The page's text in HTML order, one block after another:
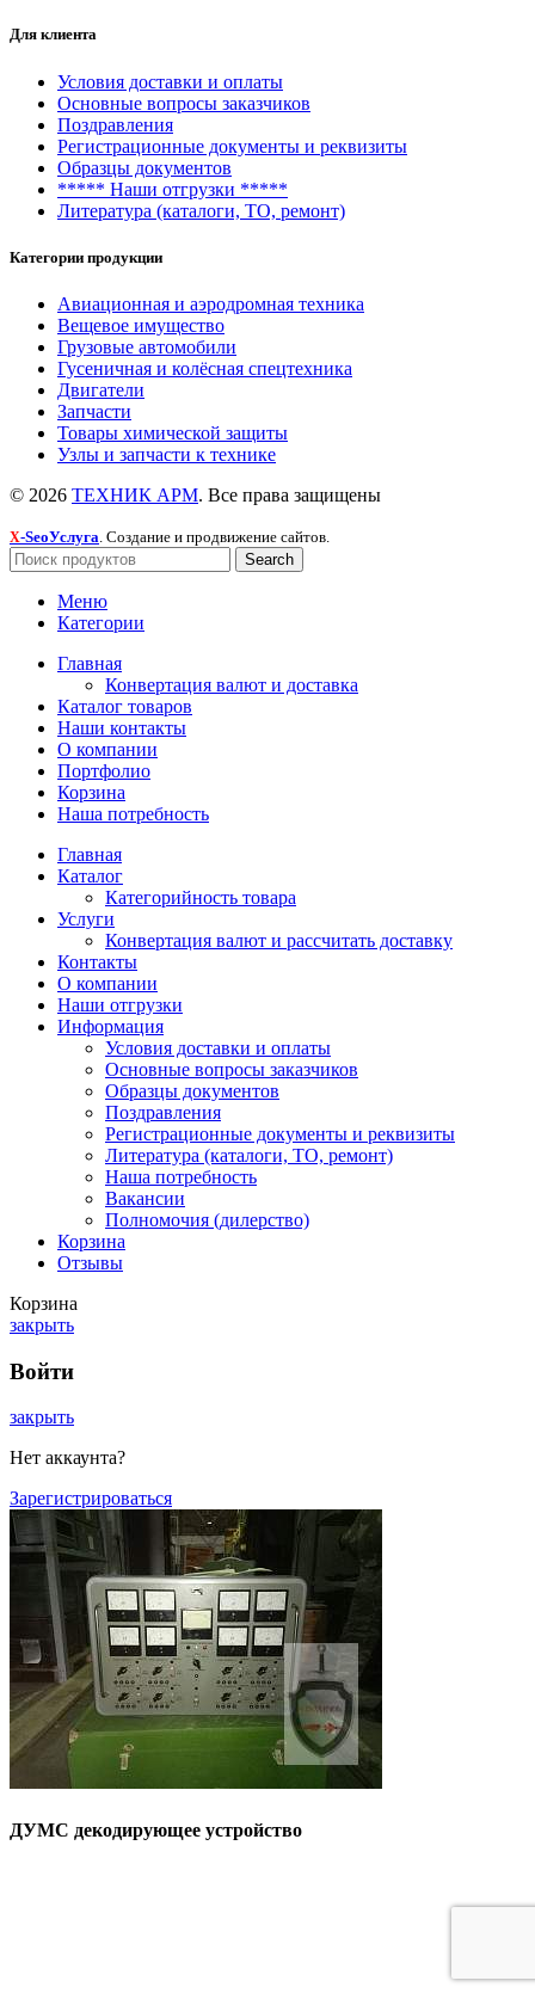
Для клиента
Условия доставки и оплаты
Основные вопросы заказчиков
Поздравления
Регистрационные документы и реквизиты
Образцы документов
***** Наши отгрузки *****
Литература (каталоги, ТО, ремонт)
Категории продукции
Авиационная и аэродромная техника
Вещевое имущество
Грузовые автомобили
Гусеничная и колёсная спецтехника
Двигатели
Запчасти
Товары химической защиты
Узлы и запчасти к технике
© 2026 ТЕХНИК АРМ. Все права защищены
X-SeoУслуга . Создание и продвижение сайтов.
Search
Меню
Категории
Главная
Конвертация валют и доставка
Каталог товаров
Наши контакты
О компании
Портфолио
Корзина
Наша потребность
Главная
Каталог
Категорийность товара
Услуги
Конвертация валют и рассчитать доставку
Контакты
О компании
Наши отгрузки
Информация
Условия доставки и оплаты
Основные вопросы заказчиков
Образцы документов
Поздравления
Регистрационные документы и реквизиты
Литература (каталоги, ТО, ремонт)
Наша потребность
Вакансии
Полномочия (дилерство)
Корзина
Отзывы
Корзина
закрыть
Войти
закрыть
Нет аккаунта?
Зарегистрироваться
ДУМС декодирующее устройство